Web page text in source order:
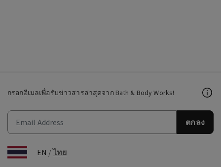
กรอกอีเมลเพื่อรับข่าวสารล่าสุดจาก Bath & Body Works!
ตกลง
EN /ไทย